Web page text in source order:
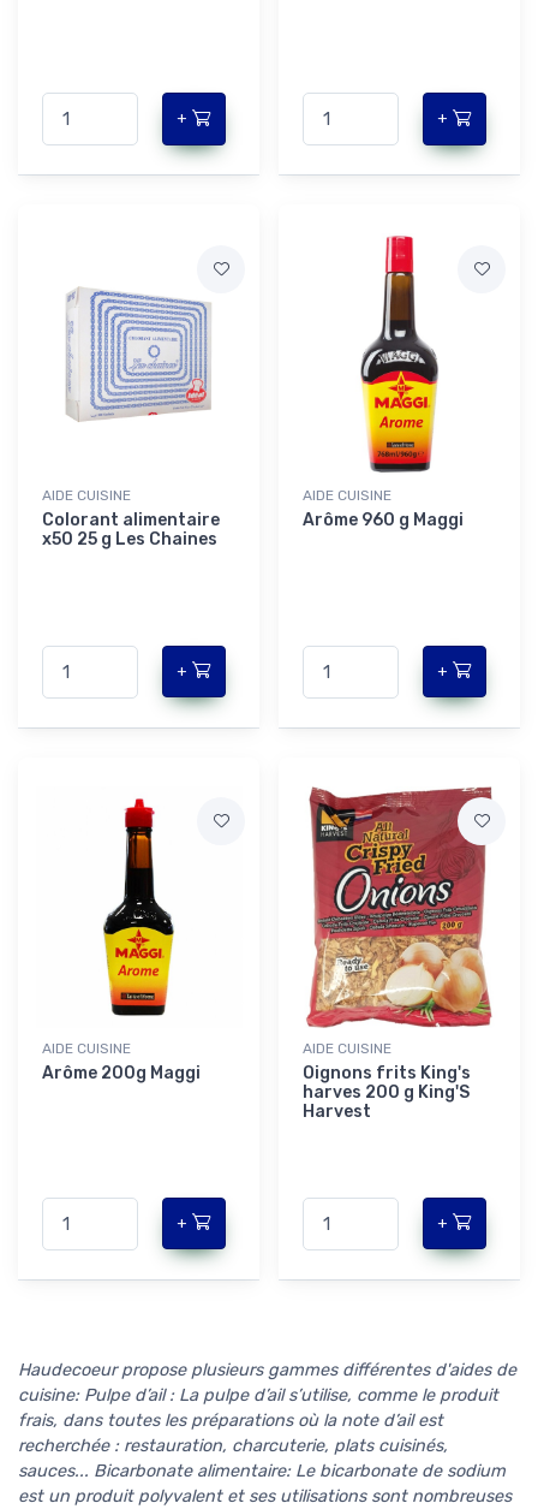
+ +
AIDE CUISINE
Colorant alimentaire
x50 25 g Les Chaines
+
AIDE CUISINE
Arôme 960 g Maggi
+
AIDE CUISINE
Arôme 200g Maggi
+
AIDE CUISINE
Oignons frits King's
harves 200 g King'S
Harvest
+
Haudecoeur propose plusieurs gammes différentes d'aides de
cuisine: Pulpe d’ail : La pulpe d’ail s’utilise, comme le produit
frais, dans toutes les préparations où la note d’ail est
recherchée : restauration, charcuterie, plats cuisinés,
sauces... Bicarbonate alimentaire: Le bicarbonate de sodium
est un produit polyvalent et ses utilisations sont nombreuses